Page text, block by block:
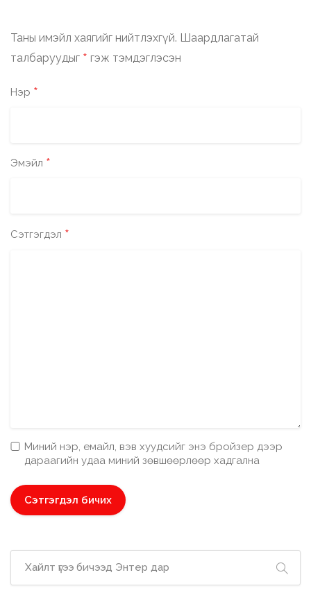
Таны имэйл хаягийг нийтлэхгүй. Шаардлагатай
талбаруудыг * гэж тэмдэглэсэн
Нэр *
Эмэйл *
Сэтгэгдэл *
Миний нэр, емайл, вэв хуудсийг энэ бройзер дээр
дараагийн удаа миний зөвшөөрлөөр хадгална